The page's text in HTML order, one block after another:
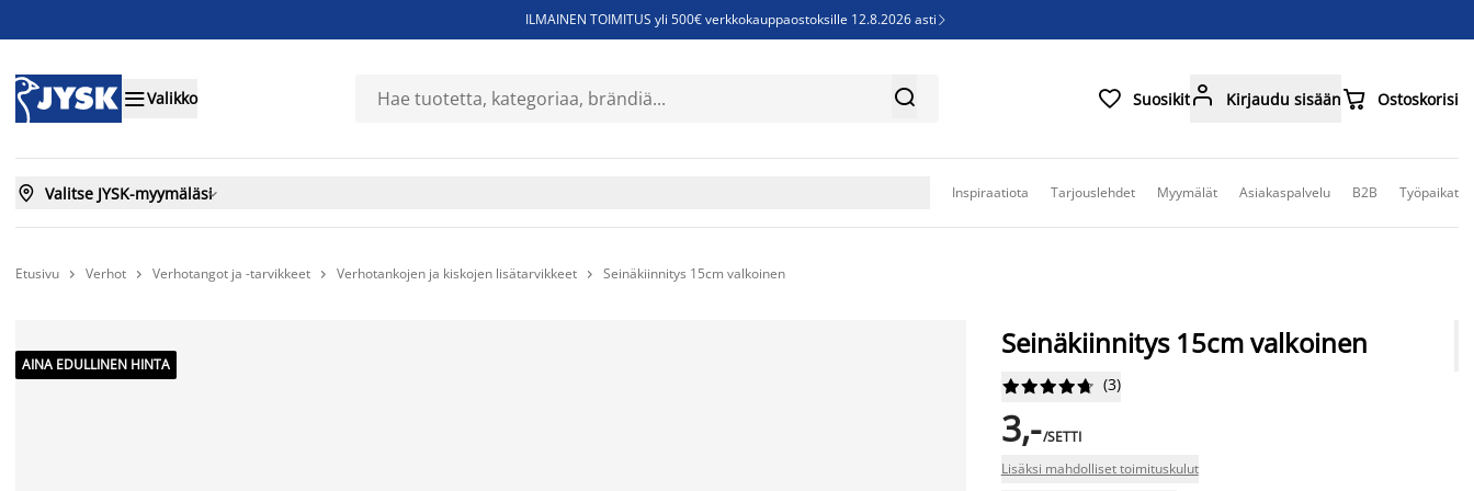
ILMAINEN TOIMITUS yli 500€ verkkokauppaostoksille 12.8.2026 asti 
Sijauspatjoja - Säästä jopa 60%
Valikko   Suosikit Kirjaudu sisään Ostoskorisi
 Valitse JYSK-myymäläsi Inspiraatiota Tarjouslehdet Myymälät Asiakaspalvelu B2B Työpaikat
Etusivu  Verhot  Verhotangot ja -tarvikkeet  Verhotankojen ja kiskojen lisätarvikkeet  Seinäkiinnitys 15cm valkoinen
AINA EDULLINEN HINTA
Seinäkiinnitys 15cm valkoinen





 (3)
3,-/SETTI
Lisäksi mahdolliset toimituskulut